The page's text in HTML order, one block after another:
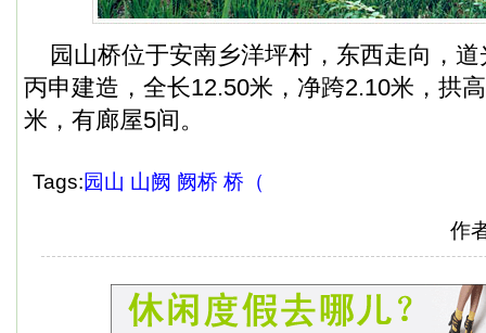
园山桥位于安南乡洋坪村，东西走向，道
丙申建造，全长12.50米，净跨2.10米，拱
米，有廊屋5间。
Tags:园山 山阙 阙桥 桥（
作